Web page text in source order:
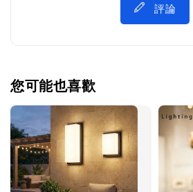
評論
您可能也喜歡